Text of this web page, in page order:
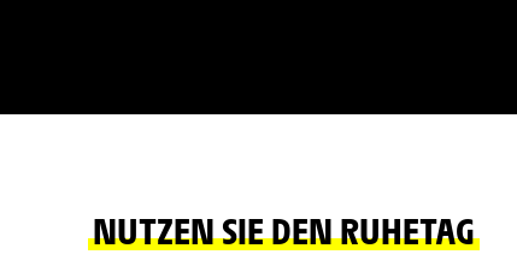
NUTZEN SIE DEN RUHETAG